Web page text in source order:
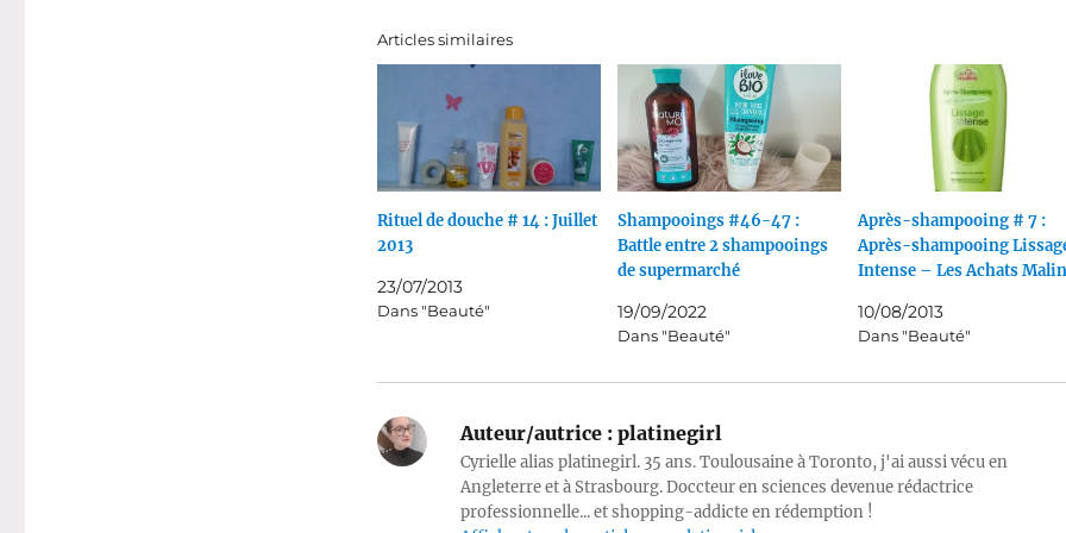
Articles similaires
Rituel de douche # 14 : Juillet
2013
23/07/2013
Dans "Beauté"
Shampooings #46-47 :
Battle entre 2 shampooings
de supermarché
19/09/2022
Dans "Beauté"
Après-shampooing # 7 :
Après-shampooing
Intense – Les Achats
10/08/2013
Dans "Beauté"
Auteur/autrice :platinegirl
Cyrielle alias platinegirl. 35 ans. Toulousaine à Toronto, j'ai aussi vécu en
Angleterre et à Strasbourg. Doccteur en sciences devenue rédactrice
professionnelle... et shopping-addicte en rédemption !